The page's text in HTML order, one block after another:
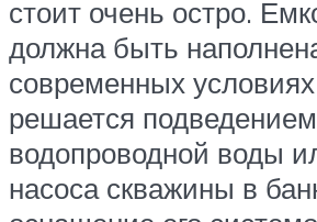
стоит очень остро.
должна быть
современных
решается подведением
водопроводной воды
насоса скважины в